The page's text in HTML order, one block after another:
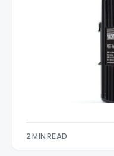
2 MIN READ